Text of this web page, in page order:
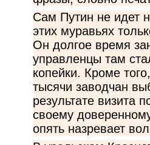
Сам Путин не идет
этих муравьях
Он долгое время
управленцы там
копейки. Кроме
тысячи заводчан
результате визита
своему
опять назревает